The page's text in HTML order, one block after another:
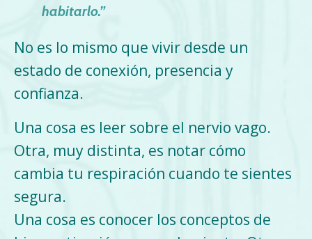
habitarlo.”
No es lo mismo que vivir desde un
estado de conexión, presencia y
confianza.
Una cosa es leer sobre el nervio vago.
Otra, muy distinta, es notar cómo
cambia tu respiración cuando te sientes
segura.
Una cosa es conocer los conceptos de